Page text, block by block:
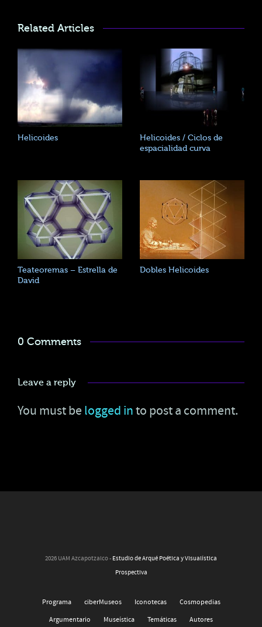
Related Articles
Helicoides
Helicoides / Ciclos de
espacialidad curva
Teateoremas – Estrella de
David
Dobles Helicoides
0 Comments
Leave a reply
You must be logged into post a comment.
2026 UAM Azcapotzalco - Estudio de Arqué Poética y Visualística
Prospectiva
Programa ciberMuseos Iconotecas
Cosmopedias
Argumentario
Museística Temáticas Autores